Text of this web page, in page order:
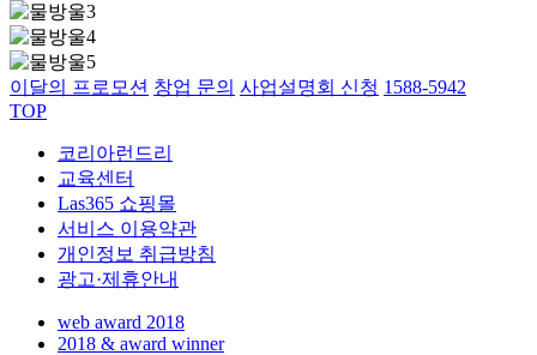
이달의 프로모션 창업 문의 사업설명회 신청 1588-5942
TOP
코리아런드리
교육센터
Las365 쇼핑몰
서비스 이용약관
개인정보 취급방침
광고·제휴안내
web award 2018
2018 & award winner